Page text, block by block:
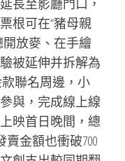
長至影廳門口，
根可在“豬母親
開放麥、在手繪
被延伸并拆解為
聯名周邊，小
與，完成線上線
映首日晚間，總
賣金額也衝破700